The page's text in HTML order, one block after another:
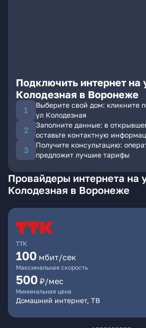
Подключить интернет на
Колодезная в Воронеже
Выберите свой дом: кликните
ул Колодезная
Заполните данные: в
оставьте контактную
Получите консультацию:
предложит лучшие тарифы
Провайдеры интернета на
Колодезная в Воронеже
ТТК
100 мбит/сек
Максимальная скорость
500 ₽/мес
Минимальная цена
Домашний интернет, ТВ